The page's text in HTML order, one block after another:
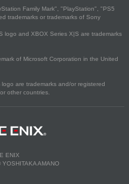
Family Mark", "PlayStation", "PS5
trademarks or trademarks of Sony
logo and XBOX Series X|S are trademarks
of Microsoft Corporation in the United
are trademarks and/or registered
other countries.
ENIX
AMANO